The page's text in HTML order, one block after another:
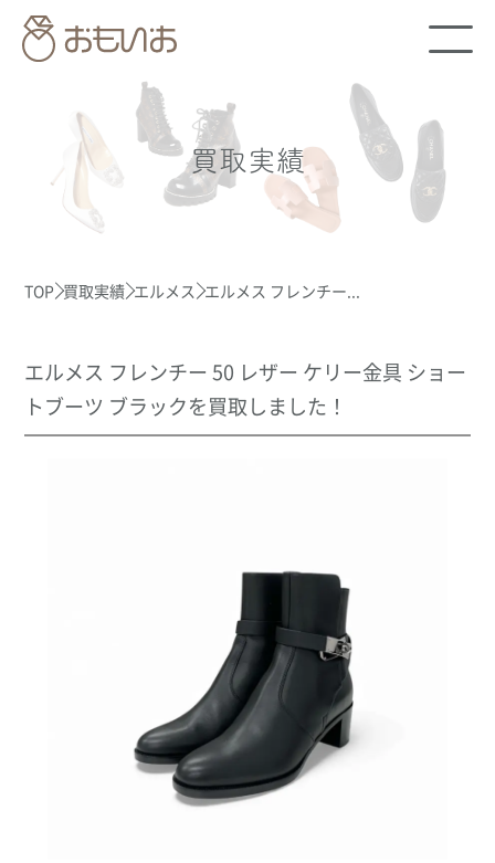
買取実績
TOP 買取実績 エルメス エルメス フレンチー...
エルメス フレンチー 50 レザー ケリー金具 ショー
トブーツ ブラックを買取しました！